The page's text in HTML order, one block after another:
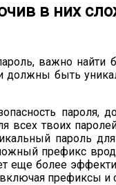
в них
важно найти
должны быть
пароля,
всех твоих
пароль
префикс
еще более
включая префиксы